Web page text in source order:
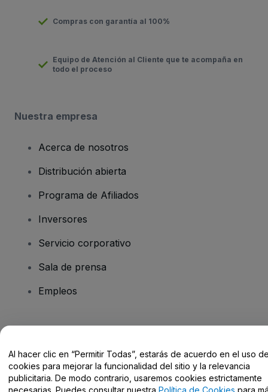
Compras con garantía al 100%
Equipo de Atención al Cliente que te acompaña en
todo el proceso
Nuestra empresa
Acerca de nosotros
Distribución abierta
Programa de Afiliados
Inversores
Servicio corporativo
Sala de prensa
Empleos
Centro de Ayuda / Contacto
Al hacer clic en “Permitir Todas”, estarás de acuerdo en el uso
cookies para mejorar la funcionalidad del sitio y la relevancia
publicitaria. De modo contrario, usaremos cookies estrictamente
necesarias. Puedes consultar nuestra Política de Cookies para